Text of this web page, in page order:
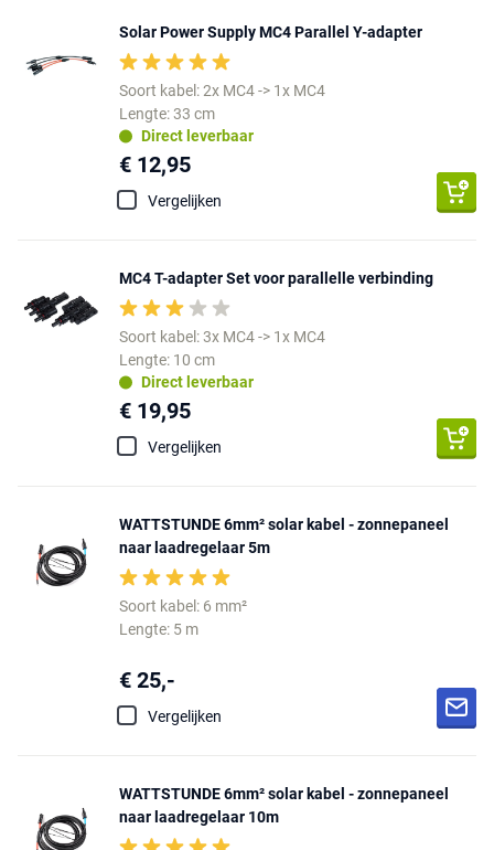
Solar Power Supply MC4 Parallel Y-adapter
Soort kabel: 2x MC4 -> 1x MC4
Lengte: 33 cm
Direct leverbaar
€ 12,95
Vergelijken
MC4 T-adapter Set voor parallelle verbinding
Soort kabel: 3x MC4 -> 1x MC4
Lengte: 10 cm
Direct leverbaar
€ 19,95
Vergelijken
WATTSTUNDE 6mm² solar kabel - zonnepaneel
naar laadregelaar 5m
Soort kabel: 6 mm²
Lengte: 5 m
€ 25,-
Vergelijken
WATTSTUNDE 6mm² solar kabel - zonnepaneel
naar laadregelaar 10m